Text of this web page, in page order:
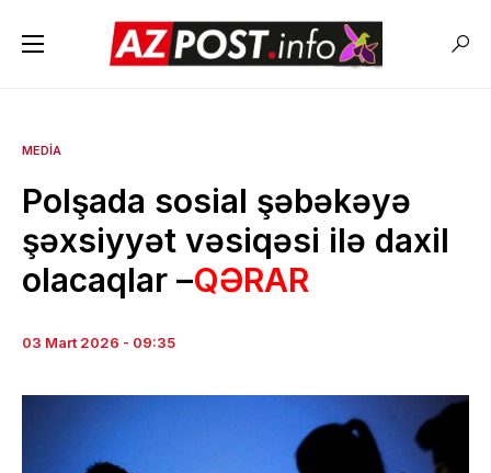
MEDIA
Polşada sosial şəbəkəyə
şəxsiyyət vəsiqəsi ilə daxil
olacaqlar –QƏRAR
03 Mart 2026 - 09:35